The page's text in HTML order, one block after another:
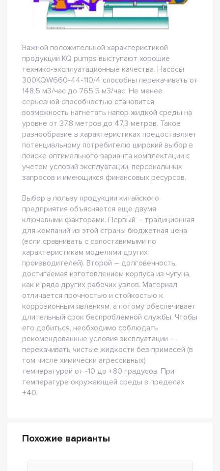
Важной положительной характеристикой
продукции KQ pumps выступают хорошие
технико-эксплуатационные качества. Насосы
300KQW660-44-110/4 способны перекачивать от
148,5 м3/час до 765,5 м3/час. Не менее
серьезной способностью становится
возможность нагнетать напор жидкой среды на
уровне от 37,8 метров до 47,3 метров. Такое
разнообразие в характеристиках предоставляет
потенциальному потребителю широкий выбор в
поиске оптимального варианта комплектации с
учетом условий эксплуатации, персональных
запросов и имеющихся финансовых ресурсов.
Выбор в пользу продукции китайского
предприятия объясняется еще двумя
ключевыми факторами. Первый – традиционная
для компаний из этой страны бюджетная цена
(если сравнивать с сопоставимыми по
характеристикам моделями других
производителей). Второй – долговечность,
достигаемая изготовлением корпуса из чугуна,
как и ряда других рабочих узлов. Материал
отличается прочностью и стойкостью к
коррозионным явлениям, а потому обеспечивает
длительный срок беспроблемной службы. Чтобы
его добиться, необходимо соблюдать
рекомендованные условия эксплуатации –
перекачивать чистые жидкости без примесей (в
том числе химически агрессивных)
температурой от -10 до +80 градусов. При
температуре окружающей среды в пределах
+40.
Похожие варианты